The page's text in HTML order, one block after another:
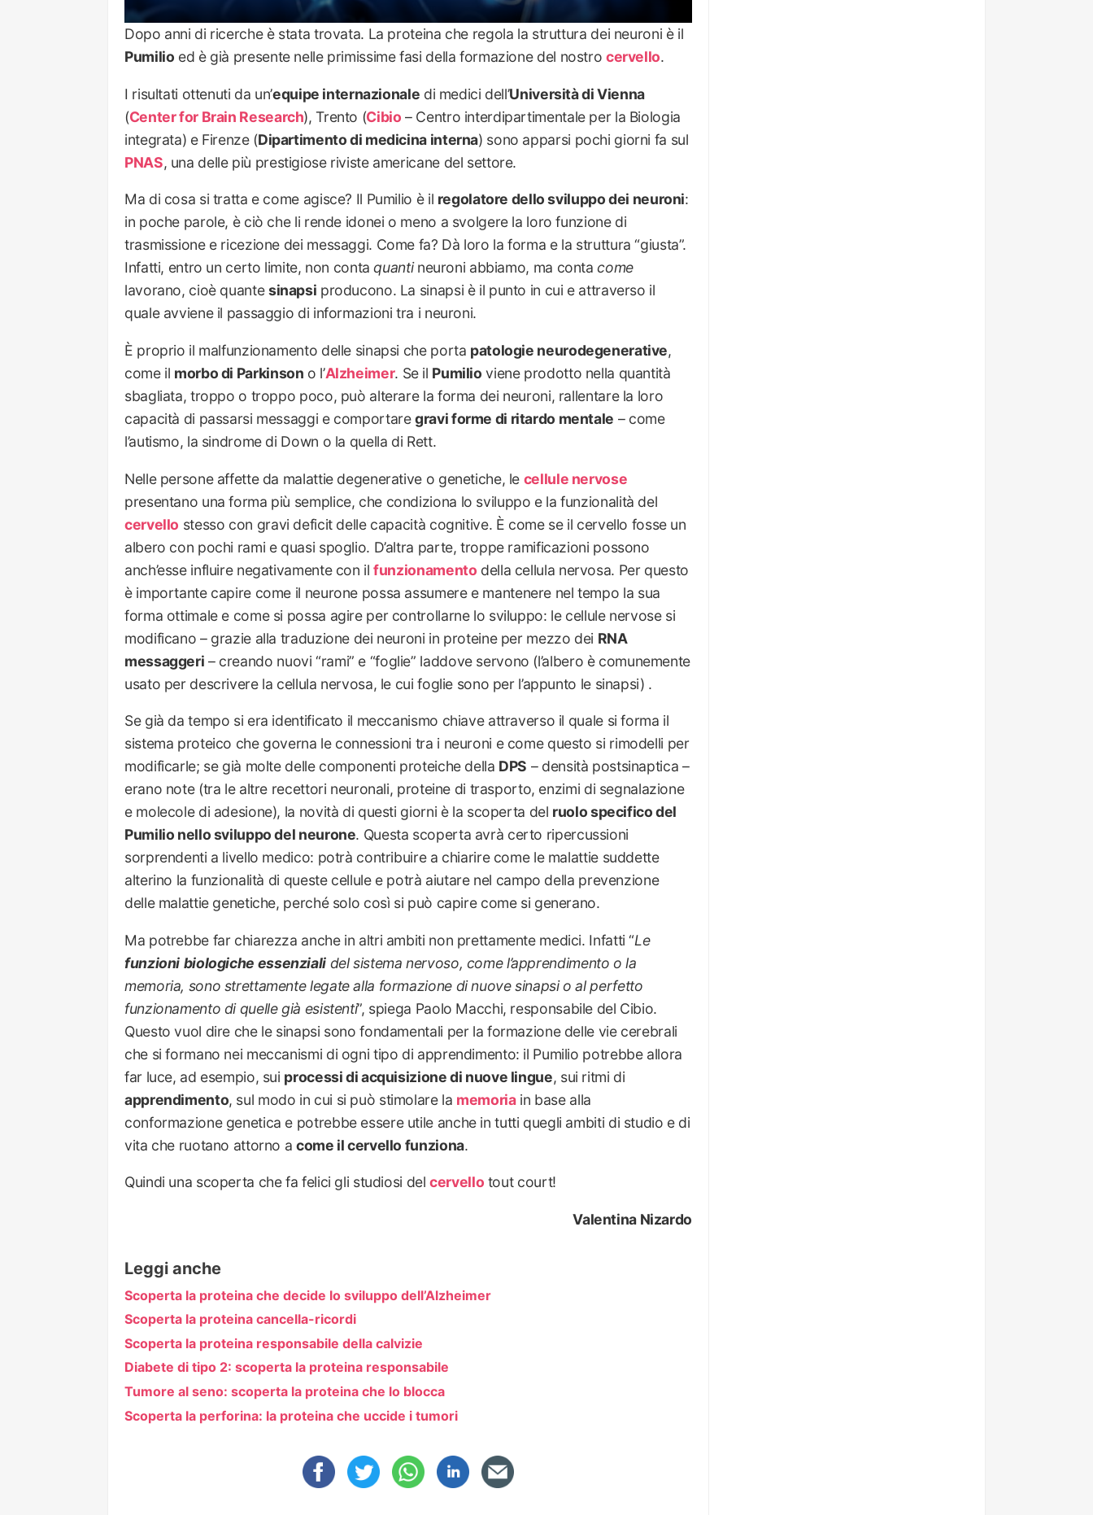
Dopo anni di ricerche è stata trovata. La proteina che regola la struttura dei neuroni è il
Pumilio ed è già presente nelle primissime fasi della formazione del nostro cervello.
I risultati ottenuti da un’equipe internazionale di medici dell’Università di Vienna
(Center for Brain Research), Trento (Cibio – Centro interdipartimentale per la Biologia
integrata) e Firenze (Dipartimento di medicina interna) sono apparsi pochi giorni fa sul
PNAS, una delle più prestigiose riviste americane del settore.
Ma di cosa si tratta e come agisce? Il Pumilio è il regolatore dello sviluppo dei neuroni:
in poche parole, è ciò che li rende idonei o meno a svolgere la loro funzione di
trasmissione e ricezione dei messaggi. Come fa? Dà loro la forma e la struttura “giusta”.
Infatti, entro un certo limite, non contaquantineuroni abbiamo, ma contacome
lavorano, cioè quantesinapsi producono. La sinapsi è il punto in cui e attraverso il
quale avviene il passaggio di informazioni tra i neuroni.
È proprio il malfunzionamento delle sinapsi che porta patologie neurodegenerative,
come il morbo di Parkinson o l’Alzheimer. Se il Pumilio viene prodotto nella quantità
sbagliata, troppo o troppo poco, può alterare la forma dei neuroni, rallentare la loro
capacità di passarsi messaggi e comportaregravi forme di ritardo mentale – come
l’autismo, la sindrome di Down o la quella di Rett.
Nelle persone affette da malattie degenerative o genetiche, le cellule nervose
presentano una forma più semplice, che condiziona lo sviluppo e la funzionalità del
cervello stesso con gravi deficit delle capacità cognitive. È come se il cervello fosse un
albero con pochi rami e quasi spoglio. D’altra parte, troppe ramificazioni possono
anch’esse influire negativamente con ilfunzionamento della cellula nervosa. Per questo
è importante capire come il neurone possa assumere e mantenere nel tempo la sua
forma ottimale e come si possa agire per controllarne lo sviluppo: le cellule nervose si
modificano – grazie alla traduzione dei neuroni in proteine per mezzo dei RNA
messaggeri – creando nuovi “rami” e “foglie” laddove servono (l’albero è comunemente
usato per descrivere la cellula nervosa, le cui foglie sono per l’appunto le sinapsi) .
Se già da tempo si era identificato il meccanismo chiave attraverso il quale si forma il
sistema proteico che governa le connessioni tra i neuroni e come questo si rimodelli per
modificarle; se già molte delle componenti proteiche della DPS – densità postsinaptica –
erano note (tra le altre recettori neuronali, proteine di trasporto, enzimi di segnalazione
e molecole di adesione), la novità di questi giorni è la scoperta del ruolo specifico del
Pumilio nello sviluppo del neurone. Questa scoperta avrà certo ripercussioni
sorprendenti a livello medico: potrà contribuire a chiarire come le malattie suddette
alterino la funzionalità di queste cellule e potrà aiutare nel campo della prevenzione
delle malattie genetiche, perché solo così si può capire come si generano.
Ma potrebbe far chiarezza anche in altri ambiti non prettamente medici. Infatti “Le
funzioni biologiche essenzialidel sistema nervoso, come l’apprendimento o la
memoria, sono strettamente legate alla formazione di nuove sinapsi o al perfetto
funzionamento di quelle già esistenti”, spiega Paolo Macchi, responsabile del Cibio.
Questo vuol dire che le sinapsi sono fondamentali per la formazione delle vie cerebrali
che si formano nei meccanismi di ogni tipo di apprendimento: il Pumilio potrebbe allora
far luce, ad esempio, sui processi di acquisizione di nuove lingue, sui ritmi di
apprendimento, sul modo in cui si può stimolare la memoriain base alla
conformazione genetica e potrebbe essere utile anche in tutti quegli ambiti di studio e di
vita che ruotano attorno acome il cervello funziona.
Quindi una scoperta che fa felici gli studiosi delcervello tout court!
Valentina Nizardo
Leggi anche
Scoperta la proteina che decide lo sviluppo dell’Alzheimer
Scoperta la proteina cancella-ricordi
Scoperta la proteina responsabile della calvizie
Diabete di tipo 2: scoperta la proteina responsabile
Tumore al seno: scoperta la proteina che lo blocca
Scoperta la perforina: la proteina che uccide i tumori